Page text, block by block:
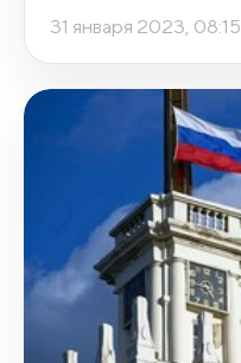
31 января 2023, 08:15